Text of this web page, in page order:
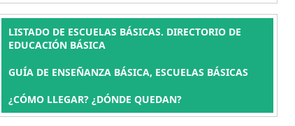
LISTADO DE ESCUELAS BÁSICAS. DIRECTORIO DE
EDUCACIÓN BÁSICA
GUÍA DE ENSEÑANZA BÁSICA, ESCUELAS BÁSICAS
¿CÓMO LLEGAR? ¿DÓNDE QUEDAN?